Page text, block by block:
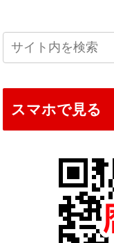
スマホで見る